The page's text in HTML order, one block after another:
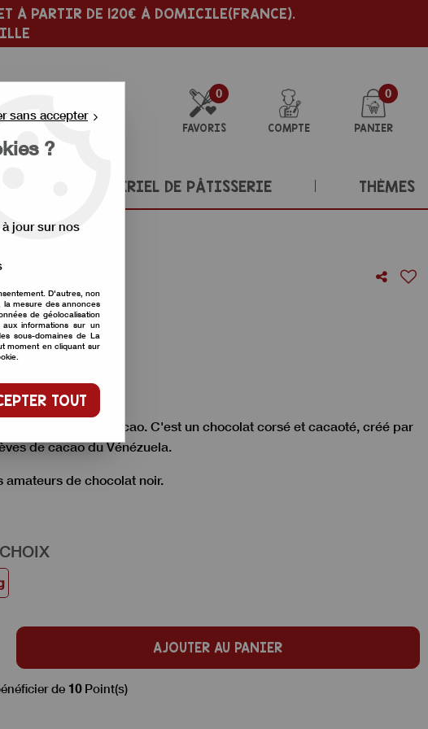
À PARTIR DE 120€ À DOMICILE(FRANCE).
0
FAVORIS COMPTE
0
PANIER
MATÉRIEL DE PÂTISSERIE THÈMES
Araguani
votre avis !
avec 72% de cacao. C'est un chocolat corsé et cacaoté, créé par
de cacao du Vénézuela.
amateurs de chocolat noir.
AJOUTER AU PANIER
de 10Point(s)
sans accepter
?
jour sur nos
D'autres, non
la mesure des annonces
de géolocalisation
informations sur un
sous-domaines de La
moment en cliquant sur
TOUT